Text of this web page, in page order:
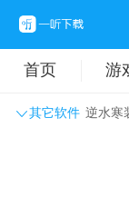
首页 游
其它软件 逆水寒